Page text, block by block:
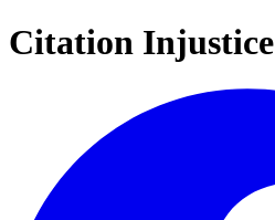
Citation Injustice